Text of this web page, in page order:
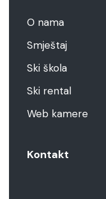
O nama
Smještaj
Ski škola
Ski rental
Web kamere
Kontakt